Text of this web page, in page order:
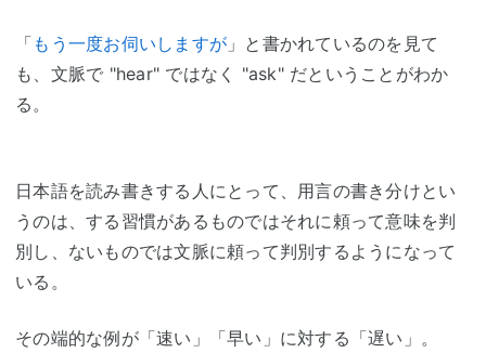
「 もう一度お伺いしますが 」と書かれているのを見て
も、文脈で "hear" ではなく "ask" だということがわか
る。
日本語を読み書きする人にとって、用言の書き分けとい
うのは、する習慣があるものではそれに頼って意味を判
別し、ないものでは文脈に頼って判別するようになって
いる。
その端的な例が「速い」「早い」に対する「遅い」。